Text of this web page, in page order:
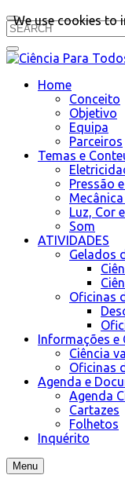
Home
Conceito
Objetivo
Equipa
Parceiros
Temas e
Pressão
Luz, Cor
Som
ATIVIDADES
Gelados
Oficinas
Informações e
Ciência
Oficinas
Agenda e
Agenda
Cartazes
Folhetos
Inquérito
Menu
We use cookies to